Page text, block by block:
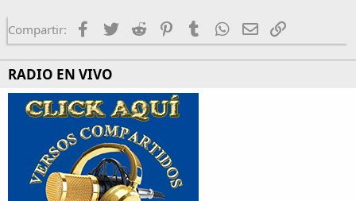
Compartir: Facebook
TwitterReddit PinterestTumblrWhatsApp
EmailEnlace
RADIO EN VIVO